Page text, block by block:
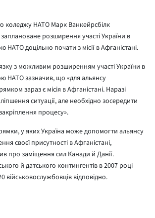
коледжу НАТО Марк Ванкейрсбілк
розширення участі України в
НАТО доцільно почати з місії в Афганістані.
з можливим розширенням участі України в
НАТО зазначив, що «для альянсу
зараз є місія в Афганістані. Наразі
ситуації, але необхідно зосередити
процесу».
у яких Україна може допомогти альянсу
своєї присутності в Афганістані,
про заміщення сил Канади й Данії.
й датського контингентів в 2007 році
військовослужбовців відповідно.